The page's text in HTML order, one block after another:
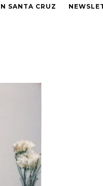
SANTA CRUZ